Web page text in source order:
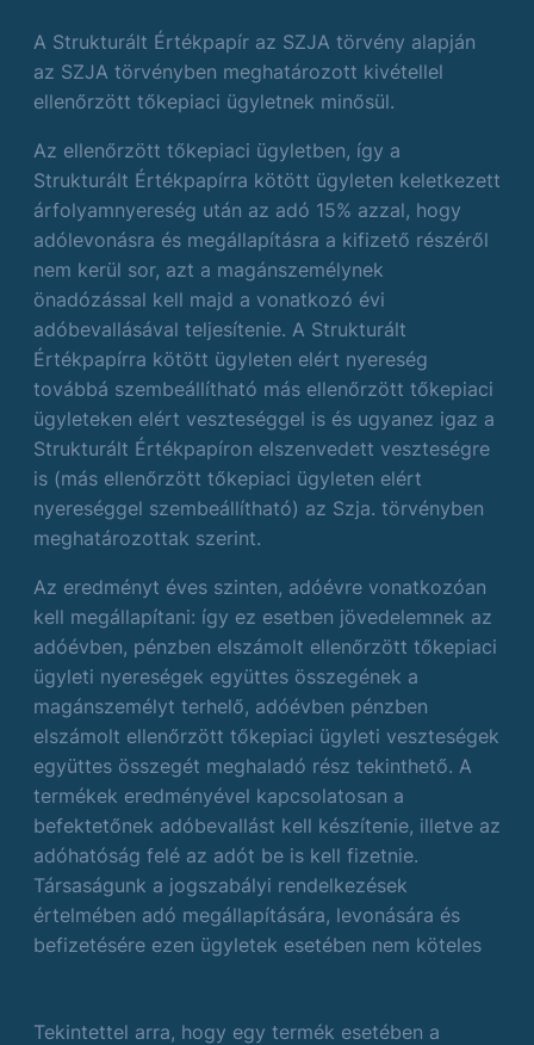
A Strukturált Értékpapír az SZJA törvény alapján
az SZJA törvényben meghatározott kivétellel
ellenőrzött tőkepiaci ügyletnek minősül.
Az ellenőrzött tőkepiaci ügyletben, így a
Strukturált Értékpapírra kötött ügyleten keletkezett
árfolyamnyereség után az adó 15% azzal, hogy
adólevonásra és megállapításra a kifizető részéről
nem kerül sor, azt a magánszemélynek
önadózással kell majd a vonatkozó évi
adóbevallásával teljesítenie. A Strukturált
Értékpapírra kötött ügyleten elért nyereség
továbbá szembeállítható más ellenőrzött tőkepiaci
ügyleteken elért veszteséggel is és ugyanez igaz a
Strukturált Értékpapíron elszenvedett veszteségre
is (más ellenőrzött tőkepiaci ügyleten elért
nyereséggel szembeállítható) az Szja. törvényben
meghatározottak szerint.
Az eredményt éves szinten, adóévre vonatkozóan
kell megállapítani: így ez esetben jövedelemnek az
adóévben, pénzben elszámolt ellenőrzött tőkepiaci
ügyleti nyereségek együttes összegének a
magánszemélyt terhelő, adóévben pénzben
elszámolt ellenőrzött tőkepiaci ügyleti veszteségek
együttes összegét meghaladó rész tekinthető. A
termékek eredményével kapcsolatosan a
befektetőnek adóbevallást kell készítenie, illetve az
adóhatóság felé az adót be is kell fizetnie.
Társaságunk a jogszabályi rendelkezések
értelmében adó megállapítására, levonására és
befizetésére ezen ügyletek esetében nem köteles
Tekintettel arra, hogy egy termék esetében a